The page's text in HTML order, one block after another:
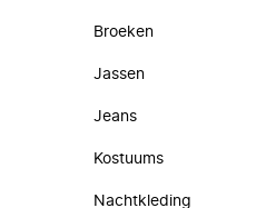
Broeken
Jassen
Jeans
Kostuums
Nachtkleding